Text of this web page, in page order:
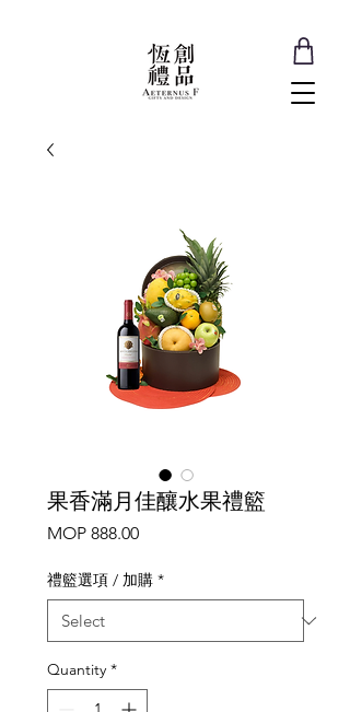
果香滿月佳釀水果禮籃
MOP 888.00Price
禮籃選項 / 加購 *
Quantity *